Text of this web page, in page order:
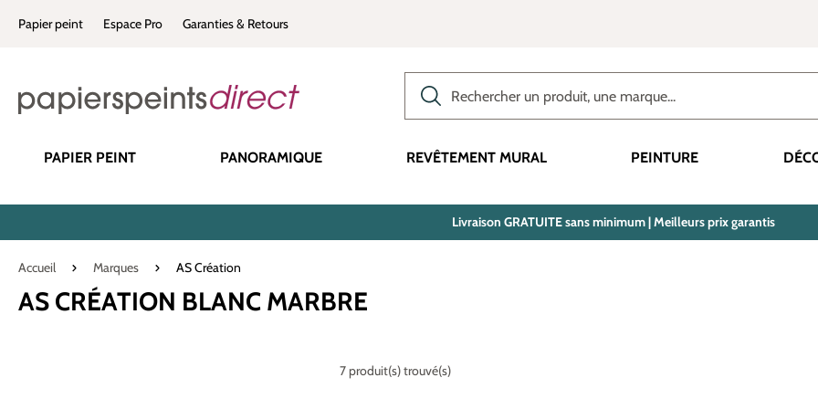
Passer à la navigation principale
Papier peint Espace Pro Garanties & Retours
PAPIER PEINT PANORAMIQUE REVÊTEMENT MURAL PEINTURE
Livraison GRATUITE sans minimum | Meilleurs prix garantis
Accueil Marques AS Création
AS CRÉATION BLANC MARBRE
7 produit(s) trouvé(s)